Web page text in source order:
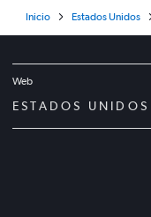
Inicio Estados Unidos
Web
ESTADOS UNIDOS